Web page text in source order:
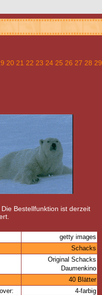
20 21 22 23 24 25 26 27 28 29
Die Bestellfunktion ist derzeit
getty images
Schacks
Original Schacks
Daumenkino
40 Blätter
4-farbig